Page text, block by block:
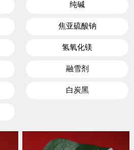
纯碱
焦亚硫酸钠
氢氧化镁
融雪剂
白炭黑